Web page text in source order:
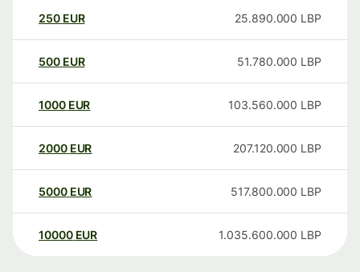
250 EUR 25.890.000 LBP
500 EUR 51.780.000 LBP
1000 EUR 103.560.000 LBP
2000 EUR 207.120.000 LBP
5000 EUR 517.800.000 LBP
10000 EUR 1.035.600.000 LBP